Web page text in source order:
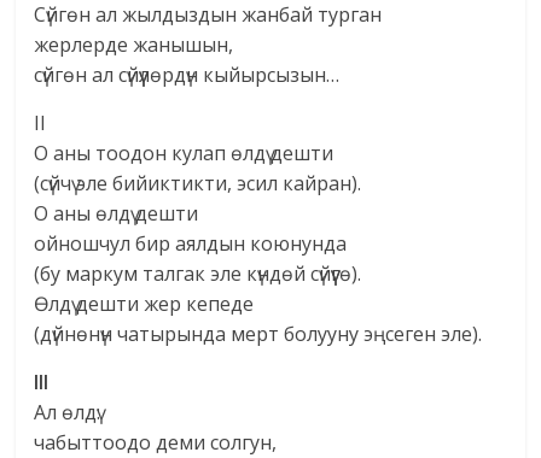
Сүйгөн ал жылдыздын жанбай турган
жерлерде жанышын,
сүйгөн ал сүйүүлөрдүн кыйырсызын…
II
О аны тоодон кулап өлдү дешти
(сүйчү эле бийиктикти, эсил кайран).
О аны өлдү дешти
ойношчул бир аялдын коюнунда
(бу маркум талгак эле күндөй сүйүүгө).
Өлдү дешти жер кепеде
(дүйнөнүн чатырында мерт болууну эңсеген эле).
III
Ал өлдү:
чабыттоодо деми солгун,